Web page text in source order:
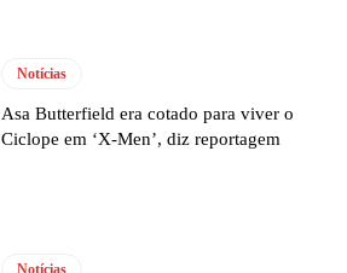
Notícias
Asa Butterfield era cotado para viver o
Ciclope em ‘X-Men’, diz reportagem
Notícias